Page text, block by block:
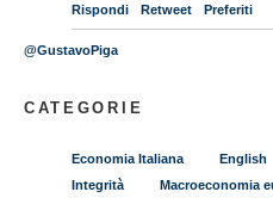
Rispondi
Retweet Preferiti
@GustavoPiga
CATEGORIE
Economia Italiana English
Integrità
Macroeconomia